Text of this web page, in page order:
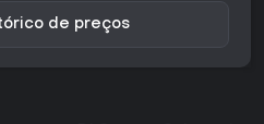
de preços